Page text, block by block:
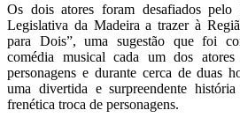
Os dois atores foram desafiados pelo
Legislativa da Madeira a trazer à
para Dois”, uma sugestão que foi
comédia musical cada um dos
personagens e durante cerca de duas
uma divertida e surpreendente
frenética troca de personagens.